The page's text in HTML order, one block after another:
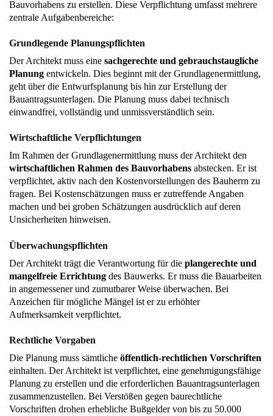
Bauvorhabens zu erstellen. Diese Verpflichtung umfasst mehrere
zentrale Aufgabenbereiche:
Grundlegende Planungspflichten
Der Architekt muss eine sachgerechte und gebrauchstaugliche
Planung entwickeln. Dies beginnt mit der Grundlagenermittlung,
geht über die Entwurfsplanung bis hin zur Erstellung der
Bauantragsunterlagen. Die Planung muss dabei technisch
einwandfrei, vollständig und unmissverständlich sein.
Wirtschaftliche Verpflichtungen
Im Rahmen der Grundlagenermittlung muss der Architekt den
wirtschaftlichen Rahmen des Bauvorhabens abstecken. Er ist
verpflichtet, aktiv nach den Kostenvorstellungen des Bauherrn zu
fragen. Bei Kostenschätzungen muss er zutreffende Angaben
machen und bei groben Schätzungen ausdrücklich auf deren
Unsicherheiten hinweisen.
Überwachungspflichten
Der Architekt trägt die Verantwortung für die plangerechte und
mangelfreie Errichtung des Bauwerks. Er muss die Bauarbeiten
in angemessener und zumutbarer Weise überwachen. Bei
Anzeichen für mögliche Mängel ist er zu erhöhter
Aufmerksamkeit verpflichtet.
Rechtliche Vorgaben
Die Planung muss sämtliche öffentlich-rechtlichen Vorschriften
einhalten. Der Architekt ist verpflichtet, eine genehmigungsfähige
Planung zu erstellen und die erforderlichen Bauantragsunterlagen
zusammenzustellen. Bei Verstößen gegen baurechtliche
Vorschriften drohen erhebliche Bußgelder von bis zu 50.000